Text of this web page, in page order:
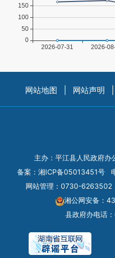
网站地图 网站声明
主办：平江县人民政府办
备案： 湘ICP备05013451号
网站管理：0730-6263502
湘公网安备：
县政府办电话